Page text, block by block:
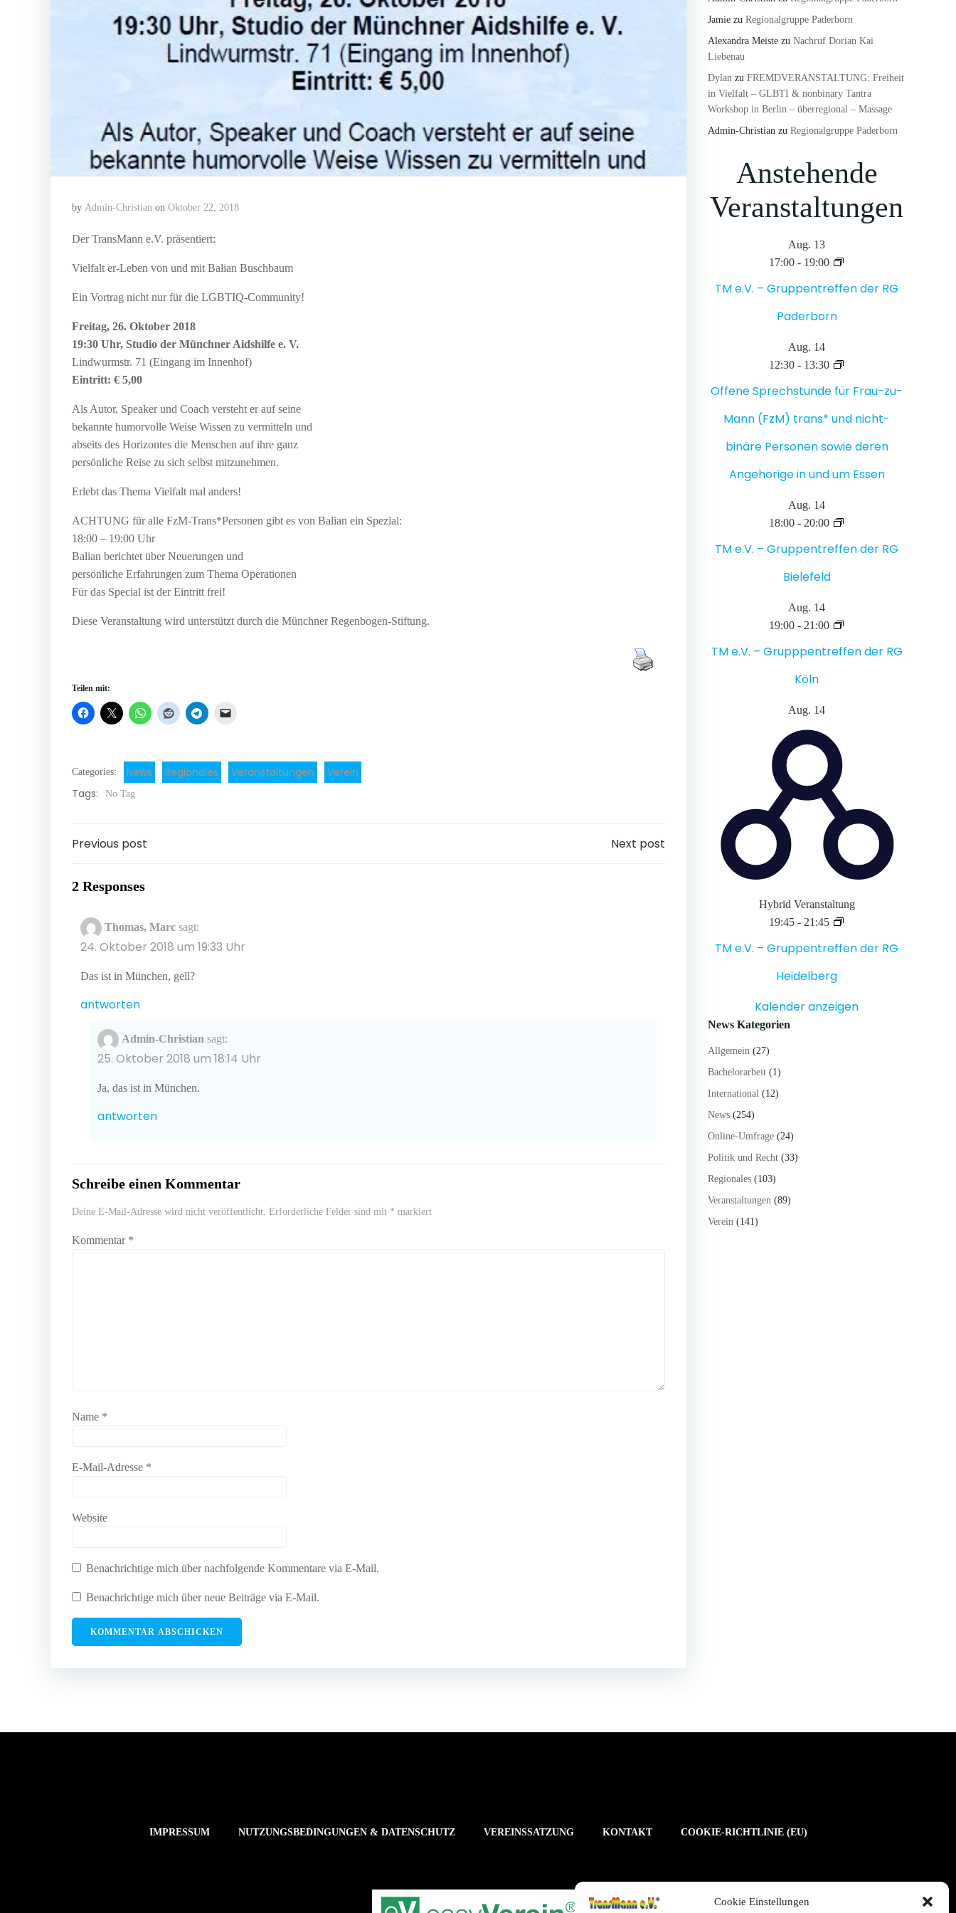
Cookie Einstellungen
by Admin-Christian on Oktober 22, 2018
Der TransMann e.V. präsentiert:
Vielfalt er-Leben von und mit Balian Buschbaum
Ein Vortrag nicht nur für die LGBTIQ-Community!
Freitag, 26. Oktober 2018
19:30 Uhr, Studio der Münchner Aidshilfe e. V.
Lindwurmstr. 71 (Eingang im Innenhof)
Eintritt: € 5,00
Als Autor, Speaker und Coach versteht er auf seine
bekannte humorvolle Weise Wissen zu vermitteln und
abseits des Horizontes die Menschen auf ihre ganz
persönliche Reise zu sich selbst mitzunehmen.
Erlebt das Thema Vielfalt mal anders!
ACHTUNG für alle FzM-Trans*Personen gibt es von Balian ein Spezial:
18:00 – 19:00 Uhr
Balian berichtet über Neuerungen und
persönliche Erfahrungen zum Thema Operationen
Für das Special ist der Eintritt frei!
Diese Veranstaltung wird unterstützt durch die Münchner Regenbogen-Stiftung.
Teilen mit:
Categories: News Regionales Veranstaltungen
Verein
Tags:
No Tag
Post
navigation
Previous post Next post
2 Responses
Thomas, Marc sagt:
24. Oktober 2018 um 19:33 Uhr
Das ist in München, gell?
antworten
Admin-Christian sagt:
25. Oktober 2018 um 18:14 Uhr
Ja, das ist in München.
antworten
Schreibe einen Kommentar
Deine E-Mail-Adresse wird nicht veröffentlicht. Erforderliche Felder sind mit * markiert
Kommentar *
Name *
E-Mail-Adresse *
Website
Benachrichtige mich über nachfolgende Kommentare via E-Mail.
Benachrichtige mich über neue Beiträge via E-Mail.
Jamie zu Regionalgruppe Paderborn
Alexandra Meiste zu Nachruf Dorian Kai
Liebenau
Dylan zu FREMDVERANSTALTUNG: Freiheit
in Vielfalt – GLBTI & nonbinary Tantra
Workshop in Berlin – überregional – Massage
Admin-Christian zu Regionalgruppe Paderborn
Anstehende
Veranstaltungen
Aug. 13
17:00- 19:00
TM e.V. – Gruppentreffen der RG
Paderborn
Aug. 14
12:30- 13:30
Offene Sprechstunde für Frau-zu-
Mann (FzM) trans* und nicht-
binäre Personen sowie deren
Angehörige in und um Essen
Aug. 14
18:00- 20:00
TM e.V. – Gruppentreffen der RG
Bielefeld
Aug. 14
19:00- 21:00
TM e.V. – Grupppentreffen der RG
Köln
Aug. 14
Hybrid Veranstaltung
19:45- 21:45
TM e.V. – Gruppentreffen der RG
Heidelberg
Kalender anzeigen
News Kategorien
Allgemein (27)
Bachelorarbeit (1)
International (12)
News (254)
Online-Umfrage (24)
Politik und Recht (33)
Regionales (103)
Veranstaltungen (89)
Verein (141)
IMPRESSUM NUTZUNGSBEDINGUNGEN & DATENSCHUTZ VEREINSSATZUNG KONTAKT COOKIE-RICHTLINIE (EU)